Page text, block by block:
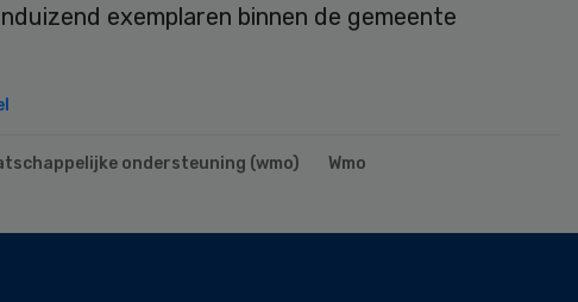
exemplaren binnen de gemeente
ondersteuning (wmo) Wmo